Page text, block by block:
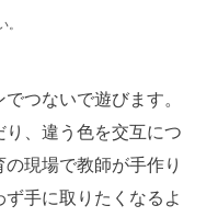
。
つないで遊びます。
り、違う色を交互につ
現場で教師が手作り
手に取りたくなるよ